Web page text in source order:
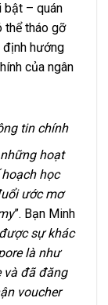
bật – quán
thể tháo gỡ
định hướng
của ngân
tin chính
hoạt
học
ước mơ
”. Bạn Minh
sự khác
là như
và đã đăng
voucher